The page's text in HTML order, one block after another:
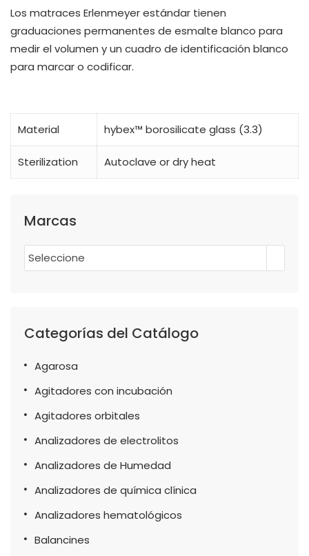
Los matraces Erlenmeyer estándar tienen
graduaciones permanentes de esmalte blanco para
medir el volumen y un cuadro de identificación blanco
para marcar o codificar.
Material hybex™ borosilicate glass (3.3)
Sterilization Autoclave or dry heat
Marcas
Seleccione
Categorías del Catálogo
Agarosa
Agitadores con incubación
Agitadores orbitales
Analizadores de electrolitos
Analizadores de Humedad
Analizadores de química clínica
Analizadores hematológicos
Balancines